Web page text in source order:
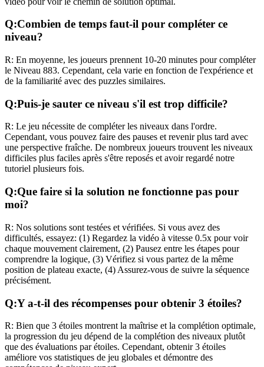
Q:Combien de temps faut-il pour compléter ce
niveau?
R: En moyenne, les joueurs prennent 10-20 minutes pour compléter
le Niveau 883. Cependant, cela varie en fonction de l'expérience et
de la familiarité avec des puzzles similaires.
Q:Puis-je sauter ce niveau s'il est trop difficile?
R: Le jeu nécessite de compléter les niveaux dans l'ordre.
Cependant, vous pouvez faire des pauses et revenir plus tard avec
une perspective fraîche. De nombreux joueurs trouvent les niveaux
difficiles plus faciles après s'être reposés et avoir regardé notre
tutoriel plusieurs fois.
Q:Que faire si la solution ne fonctionne pas pour
moi?
R: Nos solutions sont testées et vérifiées. Si vous avez des
difficultés, essayez: (1) Regardez la vidéo à vitesse 0.5x pour voir
chaque mouvement clairement, (2) Pausez entre les étapes pour
comprendre la logique, (3) Vérifiez si vous partez de la même
position de plateau exacte, (4) Assurez-vous de suivre la séquence
précisément.
Q:Y a-t-il des récompenses pour obtenir 3 étoiles?
R: Bien que 3 étoiles montrent la maîtrise et la complétion optimale,
la progression du jeu dépend de la complétion des niveaux plutôt
que des évaluations par étoiles. Cependant, obtenir 3 étoiles
améliore vos statistiques de jeu globales et démontre des